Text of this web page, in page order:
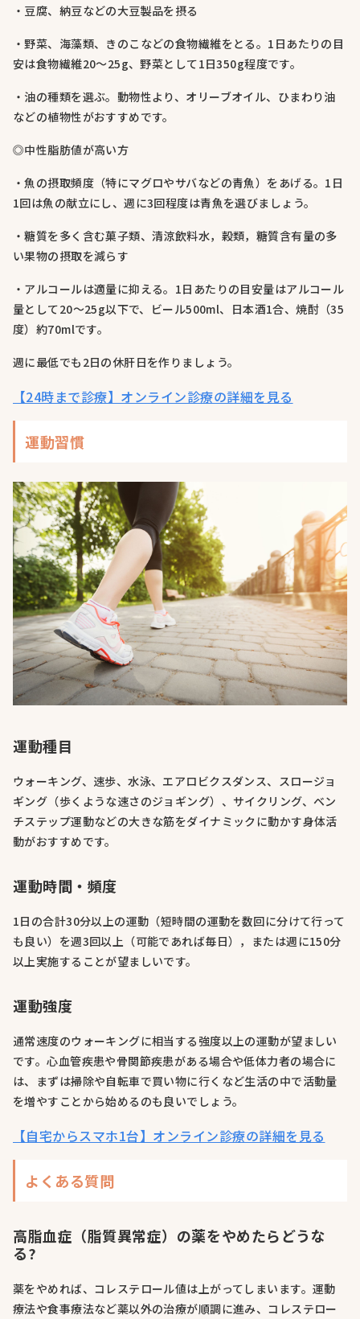
・豆腐、納豆などの大豆製品を摂る
・野菜、海藻類、きのこなどの食物繊維をとる。1日あたりの目
安は食物繊維20～25g、野菜として1日350g程度です。
・油の種類を選ぶ。動物性より、オリーブオイル、ひまわり油
などの植物性がおすすめです。
◎中性脂肪値が高い方
・魚の摂取頻度（特にマグロやサバなどの青魚）をあげる。1日
1回は魚の献立にし、週に3回程度は青魚を選びましょう。
・糖質を多く含む菓子類、清涼飲料水，穀類，糖質含有量の多
い果物の摂取を減らす
・アルコールは適量に抑える。1日あたりの目安量はアルコール
量として20～25g以下で、ビール500ml、日本酒1合、焼酎（35
度）約70mlです。
週に最低でも2日の休肝日を作りましょう。
【24時まで診療】オンライン診療の詳細を見る
運動習慣
運動種目
ウォーキング、速歩、水泳、エアロビクスダンス、スロージョ
ギング（歩くような速さのジョギング）、サイクリング、ベン
チステップ運動などの大きな筋をダイナミックに動かす身体活
動がおすすめです。
運動時間・頻度
1日の合計30分以上の運動（短時間の運動を数回に分けて行って
も良い）を週3回以上（可能であれば毎日），または週に150分
以上実施することが望ましいです。
運動強度
通常速度のウォーキングに相当する強度以上の運動が望ましい
です。心血管疾患や骨関節疾患がある場合や低体力者の場合に
は、まずは掃除や自転車で買い物に行くなど生活の中で活動量
を増やすことから始めるのも良いでしょう。
【自宅からスマホ1台】オンライン診療の詳細を見る
よくある質問
高脂血症（脂質異常症）の薬をやめたらどうな
る?
薬をやめれば、コレステロール値は上がってしまいます。運動
療法や食事療法など薬以外の治療が順調に進み、コレステロー